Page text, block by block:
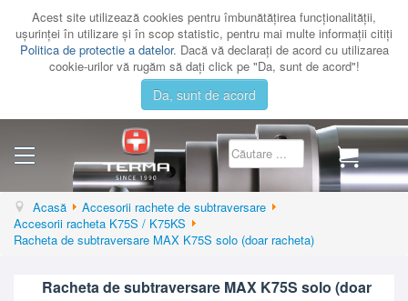
Acest site utilizează cookies pentru îmbunătăţirea funcţionalităţii,
uşurinţei în utilizare şi în scop statistic, pentru mai multe informaţii citiţi
Politica de protectie a datelor. Dacă vă declaraţi de acord cu utilizarea
cookie-urilor vă rugăm să daţi click pe "Da, sunt de acord"!
Da, sunt de acord
CATEGORII
CATALOAGE
Acasă
Accesorii rachete de subtraversare
Accesorii racheta K75S / K75KS
Racheta de subtraversare MAX K75S solo (doar racheta)
Racheta de subtraversare MAX K75S solo (doar